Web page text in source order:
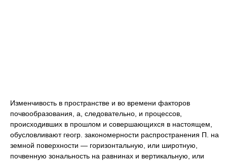
Изменчивость в пространстве и во времени факторов
почвообразования, а, следовательно, и процессов,
происходивших в прошлом и совершающихся в настоящем,
обусловливают геогр. закономерности распространения П. на
земной поверхности — горизонтальную, или широтную,
почвенную зональность на равнинах и вертикальную, или